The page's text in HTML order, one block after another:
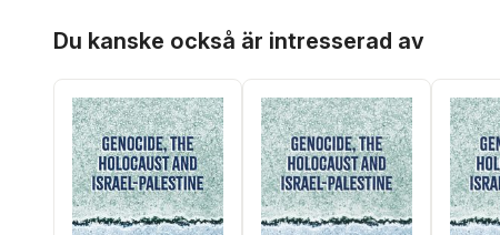
Du kanske också är intresserad av